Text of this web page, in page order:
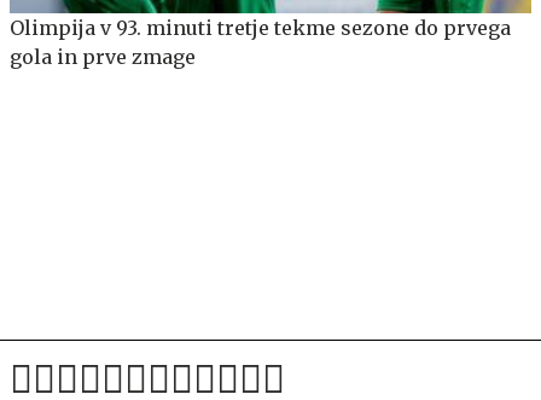
Olimpija v 93. minuti tretje tekme sezone do prvega
gola in prve zmage